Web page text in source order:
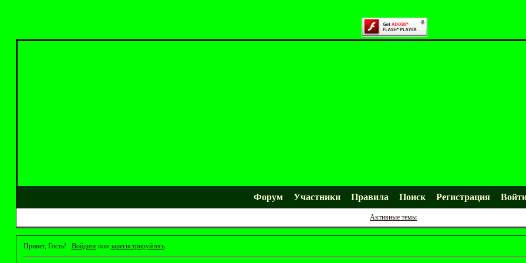
Форум Участники Правила Поиск Регистрация
Активные темы
Привет, Гость! Войдитеили зарегистрируйтесь.